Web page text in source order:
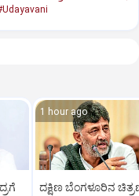
1 hour ago
ದಕ್ಷಿಣ ಬೆಂಗಳೂರಿನ